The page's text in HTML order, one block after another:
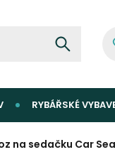
RYBÁŘSKÉ
na sedačku Car